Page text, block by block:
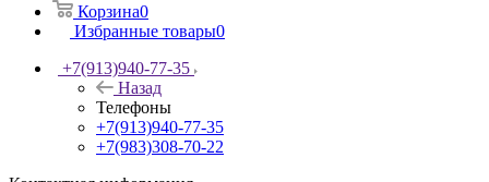
Корзина0
Избранные товары0
+7(913)940-77-35
Назад
Телефоны
+7(913)940-77-35
+7(983)308-70-22